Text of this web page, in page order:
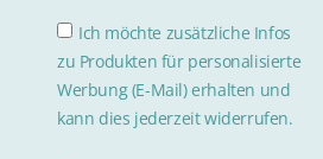
Ich möchte zusätzliche Infos
zu Produkten für personalisierte
Werbung (E-Mail) erhalten und
kann dies jederzeit widerrufen.